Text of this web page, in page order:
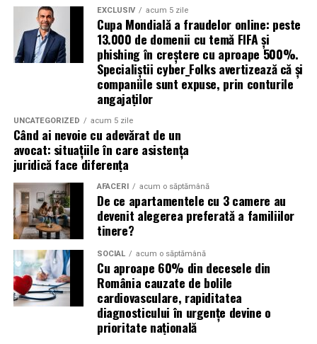
Avertismentele publice s-au concentrat în principal
asupra fanilor și infrastructurii orașelor gazdă, însă
specialiștii atrag atenția că firmele pot fi afectate
inclusiv atunci când nu au nicio legătură directă cu
industria sportului, turismului sau vânzarea de bilete.
Atacurile sunt mai eficiente în contextul
evenimentelor globale
Campaniile de phishing asociate evenimentelor
importante profită de interesul public ridicat, de
presiunea timpului și de teama utilizatorilor că ar putea
pierde o ofertă sau o oportunitate. Mesajele care anunță
ultimele bilete disponibile, acces limitat la o transmisie
sau câștigarea unui premiu pot determina utilizatorii să
reacționeze înainte de a verifica sursa.
Turneul se încheie pe 19 iulie, iar specialiștii anticipează
o intensificare a activității frauduloase în perioada
EXCLUSIV acum 5 zile
Cupa Mondială a fraudelor online: peste
13.000 de domenii cu temă FIFA și
phishing în creștere cu aproape 500%.
Specialiștii cyber_Folks avertizează că și
companiile sunt expuse, prin conturile
angajaților
UNCATEGORIZED acum 5 zile
Când ai nevoie cu adevărat de un
avocat: situațiile în care asistența
juridică face diferența
AFACERI acum o săptămână
De ce apartamentele cu 3 camere au
devenit alegerea preferată a familiilor
tinere?
SOCIAL acum o săptămână
Cu aproape 60% din decesele din
România cauzate de bolile
cardiovasculare, rapiditatea
diagnosticului în urgențe devine o
prioritate națională